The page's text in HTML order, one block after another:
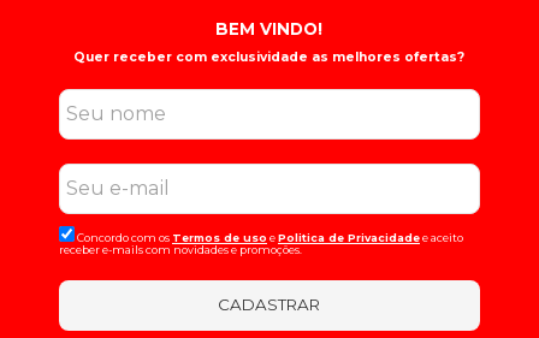
BEM VINDO!
Quer receber com exclusividade as melhores ofertas?
Concordo com os Termos de uso ePolitica de Privacidadee aceito
receber e-mails com novidades e promoções.
CADASTRAR